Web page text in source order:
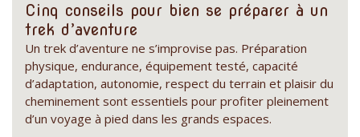
Cinq conseils pour bien se préparer à un
trek d’aventure
Un trek d’aventure ne s’improvise pas. Préparation
physique, endurance, équipement testé, capacité
d’adaptation, autonomie, respect du terrain et plaisir du
cheminement sont essentiels pour profiter pleinement
d’un voyage à pied dans les grands espaces.